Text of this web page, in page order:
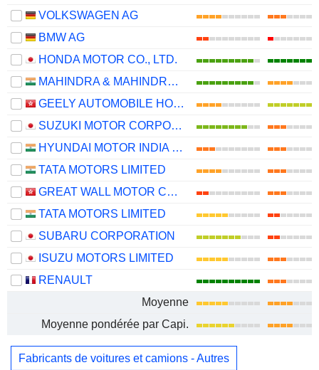
VOLKSWAGEN AG
BMW AG
HONDA MOTOR CO., LTD.
MAHINDRA & MAHINDRA LIMITED
GEELY AUTOMOBILE HOLDINGS LIMITED
SUZUKI MOTOR CORPORATION
HYUNDAI MOTOR INDIA LIMITED
TATA MOTORS LIMITED
GREAT WALL MOTOR COMPANY LIMITED
TATA MOTORS LIMITED
SUBARU CORPORATION
ISUZU MOTORS LIMITED
RENAULT
Moyenne
Moyenne pondérée par Capi.
Fabricants de voitures et camions - Autres